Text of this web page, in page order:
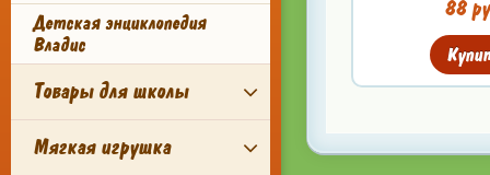
Детская энциклопедия
Владис
Товары для школы
Мягкая игрушка
88